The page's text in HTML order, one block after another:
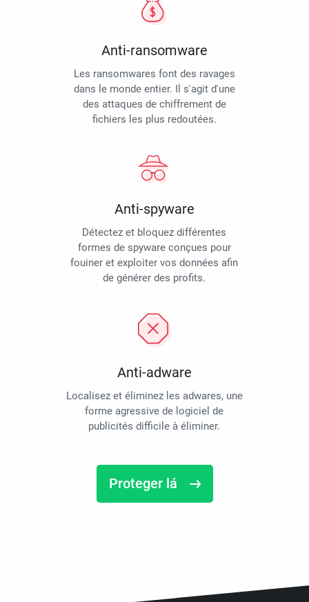
Anti-ransomware
Les ransomwares font des ravages
dans le monde entier. Il s'agit d'une
des attaques de chiffrement de
fichiers les plus redoutées.
Anti-spyware
Détectez et bloquez différentes
formes de spyware conçues pour
fouiner et exploiter vos données afin
de générer des profits.
Anti-adware
Localisez et éliminez les adwares, une
forme agressive de logiciel de
publicités difficile à éliminer.
Proteger lá